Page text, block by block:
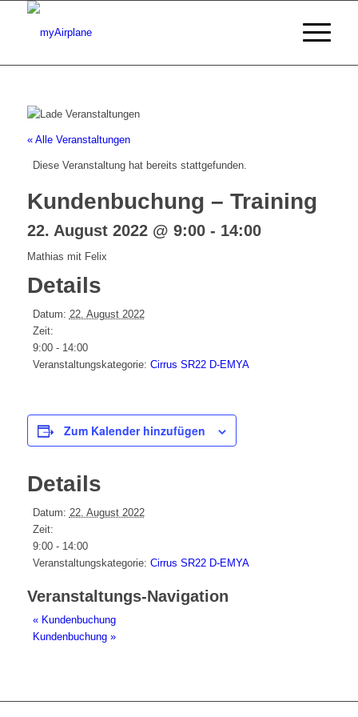
« Alle Veranstaltungen
Diese Veranstaltung hat bereits stattgefunden.
Kundenbuchung – Training
22. August 2022 @ 9:00- 14:00
Mathias mit Felix
Details
Datum: 22. August 2022
Zeit:
9:00 - 14:00
Veranstaltungskategorie: Cirrus SR22 D-EMYA
Zum Kalender hinzufügen
Details
Datum: 22. August 2022
Zeit:
9:00 - 14:00
Veranstaltungskategorie: Cirrus SR22 D-EMYA
Veranstaltungs-Navigation
«Kundenbuchung
Kundenbuchung »